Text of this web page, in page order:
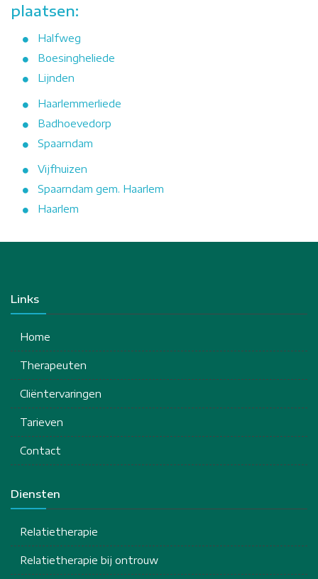
plaatsen:
Halfweg
Boesingheliede
Lijnden
Haarlemmerliede
Badhoevedorp
Spaarndam
Vijfhuizen
Spaarndam gem. Haarlem
Haarlem
Links
Home
Therapeuten
Cliëntervaringen
Tarieven
Contact
Diensten
Relatietherapie
Relatietherapie bij ontrouw